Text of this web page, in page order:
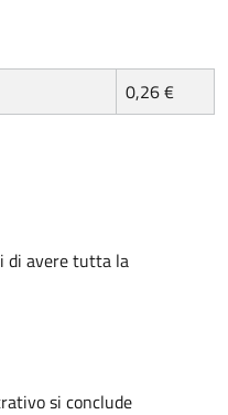
0,26 €
di avere tutta la
si conclude